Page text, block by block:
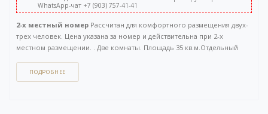
WhatsApp-чат +7 (903) 757-41-41
2-х местный номер Рассчитан для комфортного размещения двух-
трех человек. Цена указана за номер и действительна при 2-х
местном размещении. . Две комнаты. Площадь 35 кв.м.Отдельный
ПОДРОБНЕЕ